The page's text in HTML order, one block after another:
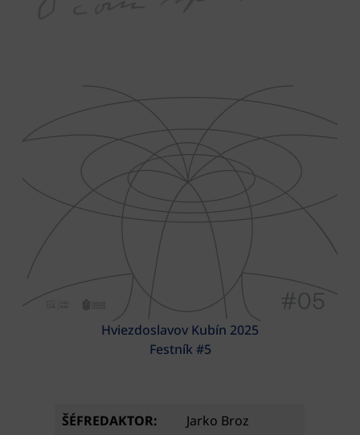
Hviezdoslavov Kubín 2025
Festník #5
ŠÉFREDAKTOR: Jarko Broz